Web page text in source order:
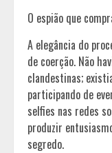
O espião que
A elegância do
de coerção. Não
clandestinas;
participando de
selfies nas redes
produzir
segredo.